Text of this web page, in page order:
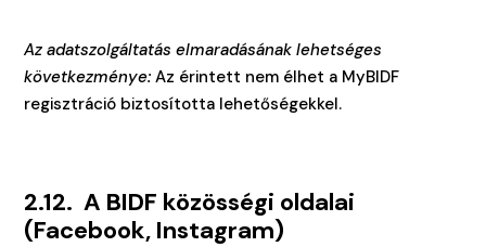
Az adatszolgáltatás elmaradásának lehetséges
következménye:Az érintett nem élhet a MyBIDF
regisztráció biztosította lehetőségekkel.
2.12. A BIDF közösségi oldalai
(Facebook, Instagram)